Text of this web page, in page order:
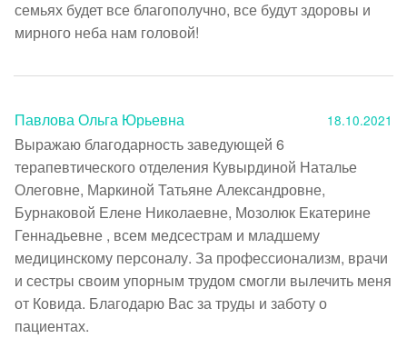
семьях будет все благополучно, все будут здоровы и
мирного неба нам головой!
Павлова Ольга Юрьевна 18.10.2021
Выражаю благодарность заведующей 6
терапевтического отделения Кувырдиной Наталье
Олеговне, Маркиной Татьяне Александровне,
Бурнаковой Елене Николаевне, Мозолюк Екатерине
Геннадьевне , всем медсестрам и младшему
медицинскому персоналу. За профессионализм, врачи
и сестры своим упорным трудом смогли вылечить меня
от Ковида. Благодарю Вас за труды и заботу о
пациентах.